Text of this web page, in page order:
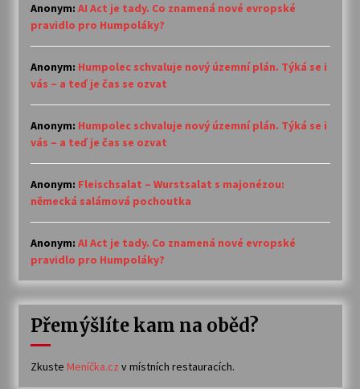
Anonym: AI Act je tady. Co znamená nové evropské
pravidlo pro Humpoláky?
Anonym: Humpolec schvaluje nový územní plán. Týká se i
vás – a teď je čas se ozvat
Anonym: Humpolec schvaluje nový územní plán. Týká se i
vás – a teď je čas se ozvat
Anonym: Fleischsalat – Wurstsalat s majonézou:
německá salámová pochoutka
Anonym: AI Act je tady. Co znamená nové evropské
pravidlo pro Humpoláky?
Přemýšlíte kam na oběd?
Zkuste Meníčka.cz v místních restauracích.